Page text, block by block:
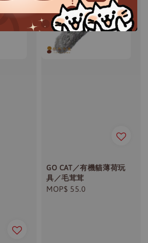
GO CAT／有機貓薄荷玩
具／毛茸茸
Regular
MOP$ 55.0